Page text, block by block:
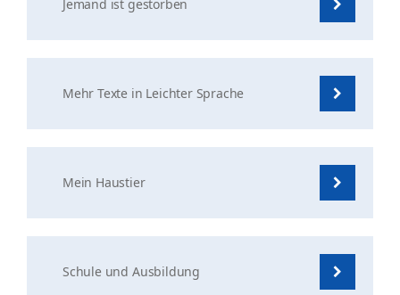
Jemand ist gestorben
Mehr Texte in Leichter Sprache
Mein Haustier
Schule und Ausbildung